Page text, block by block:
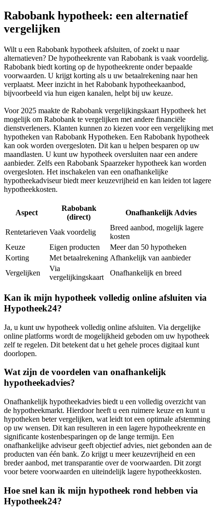
Rabobank hypotheek: een alternatief
vergelijken
Wilt u een Rabobank hypotheek afsluiten, of zoekt u naar
alternatieven? De hypotheekrente van Rabobank is vaak voordelig.
Rabobank biedt korting op de hypotheekrente onder bepaalde
voorwaarden. U krijgt korting als u uw betaalrekening naar hen
verplaatst. Meer inzicht in het Rabobank hypotheekaanbod,
bijvoorbeeld via hun eigen kanalen, helpt bij uw keuze.
Voor 2025 maakte de Rabobank vergelijkingskaart Hypotheek het
mogelijk om Rabobank te vergelijken met andere financiële
dienstverleners. Klanten kunnen zo kiezen voor een vergelijking met
hypotheken van Rabobank Hypotheken. Een Rabobank hypotheek
kan ook worden overgesloten. Dit kan u helpen besparen op uw
maandlasten. U kunt uw hypotheek oversluiten naar een andere
aanbieder. Zelfs een Rabobank Spaarzeker hypotheek kan worden
overgesloten. Het inschakelen van een onafhankelijke
hypotheekadviseur biedt meer keuzevrijheid en kan leiden tot lagere
hypotheekkosten.
Aspect
Rabobank
(direct)
Onafhankelijk Advies
Rentetarieven Vaak voordelig
Breed aanbod, mogelijk lagere
kosten
Keuze
Eigen producten
Meer dan 50 hypotheken
Korting
Met betaalrekening Afhankelijk van aanbieder
Vergelijken
Via
vergelijkingskaart
Onafhankelijk en breed
Kan ik mijn hypotheek volledig online afsluiten via
Hypotheek24?
Ja, u kunt uw hypotheek volledig online afsluiten. Via dergelijke
online platforms wordt de mogelijkheid geboden om uw hypotheek
zelf te regelen. Dit betekent dat u het gehele proces digitaal kunt
doorlopen.
Wat zijn de voordelen van onafhankelijk
hypotheekadvies?
Onafhankelijk hypotheekadvies biedt u een volledig overzicht van
de hypotheekmarkt. Hierdoor heeft u een ruimere keuze en kunt u
hypotheken beter vergelijken, wat leidt tot een optimale afstemming
op uw wensen. Dit kan resulteren in een lagere hypotheekrente en
significante kostenbesparingen op de lange termijn. Een
onafhankelijke adviseur geeft objectief advies, niet gebonden aan de
producten van één bank. Zo krijgt u meer keuzevrijheid en een
breder aanbod, met transparantie over de voorwaarden. Dit zorgt
voor betere voorwaarden en uiteindelijk lagere hypotheekkosten.
Hoe snel kan ik mijn hypotheek rond hebben via
Hypotheek24?